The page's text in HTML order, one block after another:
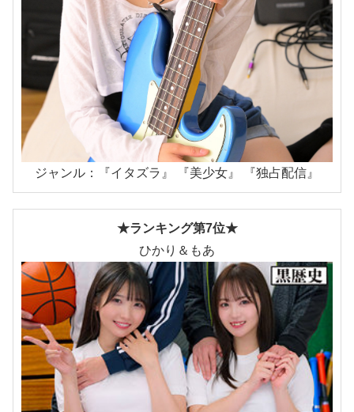
ジャンル：『イタズラ』 『美少女』 『独占配信』
★ランキング第7位★
ひかり＆もあ